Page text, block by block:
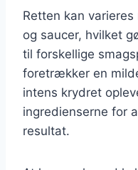
Retten kan
og saucer, hvilket
til forskellige
foretrækker en
intens krydret
ingredienserne for
resultat.